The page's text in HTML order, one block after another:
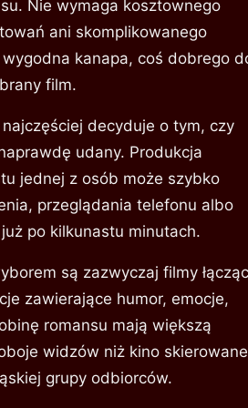
Nie wymaga kosztownego
ani skomplikowanego
kanapa, coś dobrego
film.
decyduje o tym, czy
udany. Produkcja
jednej z osób może szybko
przeglądania telefonu albo
po kilkunastu minutach.
są zazwyczaj filmy
zawierające humor, emocje,
romansu mają większą
widzów niż kino skierowane
grupy odbiorców.